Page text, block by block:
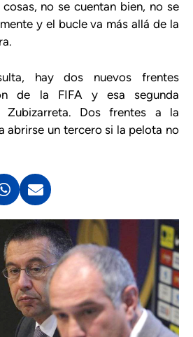
no se cuentan bien, no se
y el bucle va más allá de la
hay dos nuevos frentes
de la FIFA y esa segunda
Zubizarreta. Dos frentes a la
abrirse un tercero si la pelota no